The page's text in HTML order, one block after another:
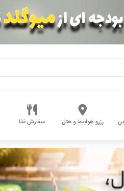
رزرو هواپیما و هتل سفارش غذا